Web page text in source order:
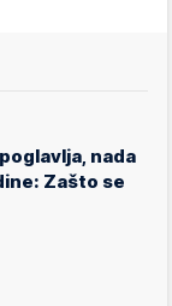
nada
Zašto se